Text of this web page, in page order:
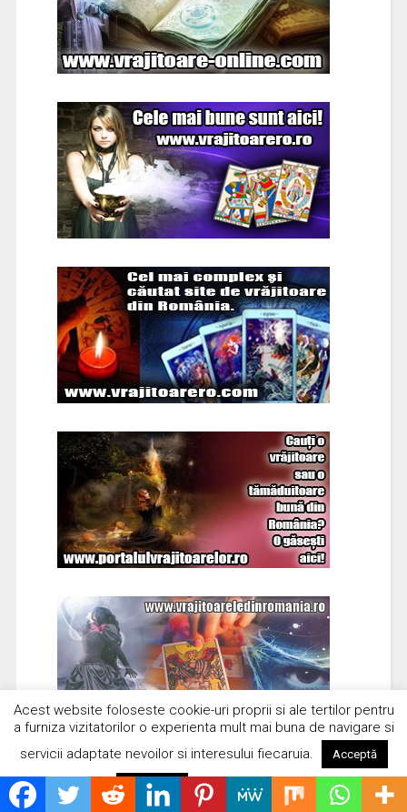
Acest website foloseste cookie-uri proprii si ale tertilor pentru
a furniza vizitatorilor o experienta mult mai buna de navigare si
servicii adaptate nevoilor si interesului fiecaruia.
Acceptă
Respinge Citește mai mult